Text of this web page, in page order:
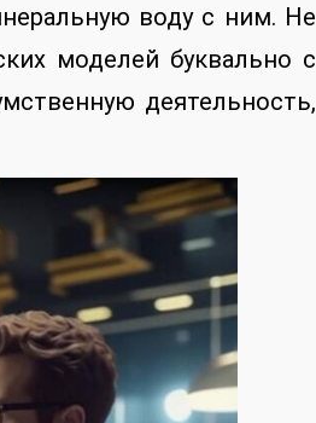
воду с ним. Не
моделей буквально с
деятельность,